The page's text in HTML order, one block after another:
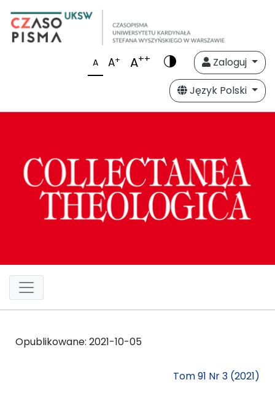
A A+ A++
Zaloguj
Język Polski
Opublikowane: 2021-10-05
Tom 91 Nr 3 (2021)